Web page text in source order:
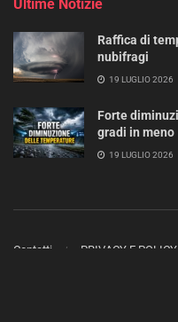
Ultime Notizie
Raffica di
nubifragi
19 LUGLIO 2026
Forte
gradi in meno
19 LUGLIO 2026
Contatti PRIVACY E POLICY